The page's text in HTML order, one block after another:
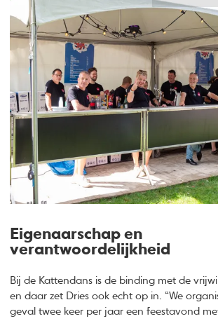
Eigenaarschap en
verantwoordelijkheid
Bij de Kattendans is de binding met de
en daar zet Dries ook echt op in. “We
geval twee keer per jaar een feestavond